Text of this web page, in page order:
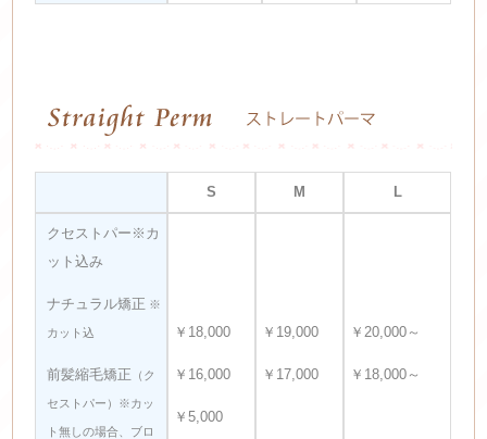
S M L
クセストパー※カ
ット込み
ナチュラル矯正 ※
カット込
前髪縮毛矯正 （ク
セストパー）※カッ
ト無しの場合、ブロ
￥18,000
￥16,000
￥5,000
￥19,000
￥17,000
￥20,000～
￥18,000～